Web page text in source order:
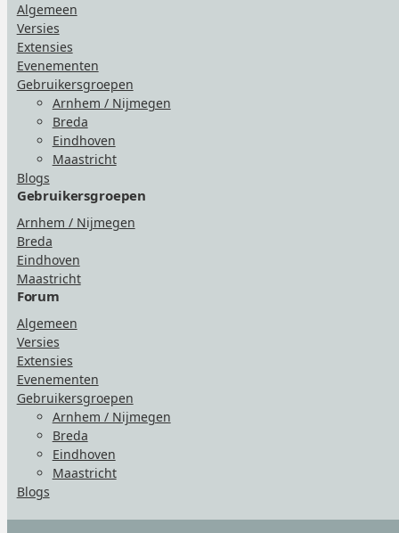
Algemeen
Versies
Extensies
Evenementen
Gebruikersgroepen
Arnhem / Nijmegen
Breda
Eindhoven
Maastricht
Blogs
Gebruikersgroepen
Arnhem / Nijmegen
Breda
Eindhoven
Maastricht
Forum
Algemeen
Versies
Extensies
Evenementen
Gebruikersgroepen
Arnhem / Nijmegen
Breda
Eindhoven
Maastricht
Blogs